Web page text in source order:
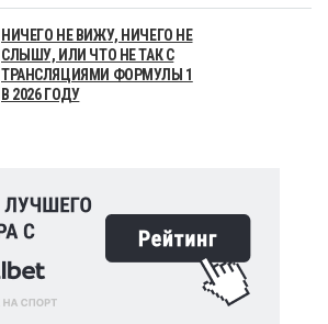
НИЧЕГО НЕ ВИЖУ, НИЧЕГО НЕ
СЛЫШУ, ИЛИ ЧТО НЕ ТАК С
ТРАНСЛЯЦИЯМИ ФОРМУЛЫ 1
В 2026 ГОДУ